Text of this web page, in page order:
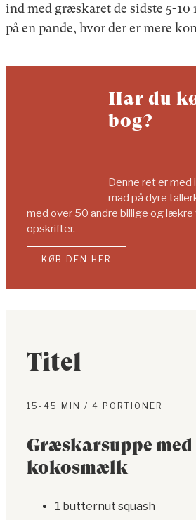
ind med græskaret de sidste 5-
på en pande, hvor der er mere
Har du
bog?
Denne ret er
mad på dyre
med over 50 andre billige og
opskrifter.
KØB DEN HER
Titel
15-45 MIN / 4 PORTIONER
Græskarsuppe med
kokosmælk
1 butternut squash